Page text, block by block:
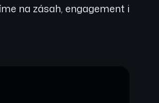
na zásah, engagement i